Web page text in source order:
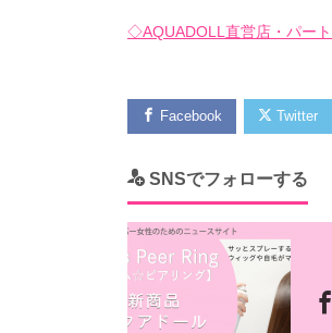
◇AQUADOLL直営店・パー
Facebook Twitter
SNSでフォローする